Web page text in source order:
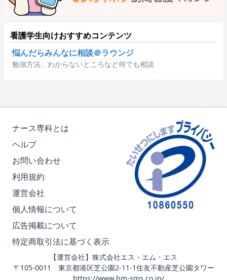
看護学生向けおすすめコンテンツ
悩んだらみんなに相談＠ラウンジ
勉強方法、わからないところなど何でも相談
ナース専科とは
ヘルプ
お問い合わせ
利用規約
運営会社
個人情報について
広告掲載について
特定商取引法に基づく表示
【運営会社】株式会社エス・エム・エス
〒105-0011 東京都港区芝公園2-11-1住友不動産芝公園タワー